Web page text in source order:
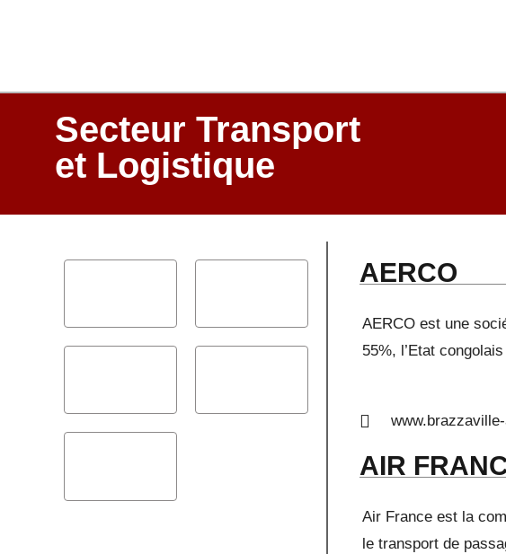
Secteur Transport
et Logistique
AERCO
AERCO est une
55%, l’Etat
AIR
Air France est la
le transport de